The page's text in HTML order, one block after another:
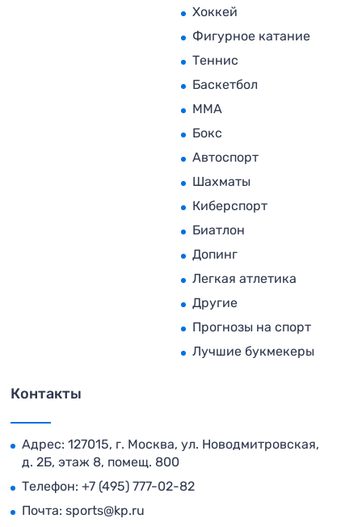
Хоккей
Фигурное катание
Теннис
Баскетбол
MMA
Бокс
Автоспорт
Шахматы
Киберспорт
Биатлон
Допинг
Легкая атлетика
Другие
Прогнозы на спорт
Лучшие букмекеры
Контакты
Адрес: 127015, г. Москва, ул. Новодмитровская,
д. 2Б, этаж 8, помещ. 800
Телефон: +7 (495) 777-02-82
Почта: sports@kp.ru